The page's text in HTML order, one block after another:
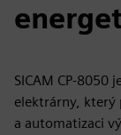
SICAM
elektrárny, který
a automatizaci